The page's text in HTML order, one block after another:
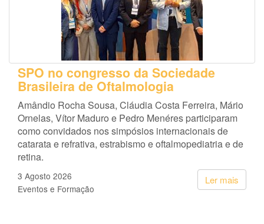
SPO no congresso da Sociedade
Brasileira de Oftalmologia
Amândio Rocha Sousa, Cláudia Costa Ferreira, Mário
Ornelas, Vítor Maduro e Pedro Menéres participaram
como convidados nos simpósios internacionais de
catarata e refrativa, estrabismo e oftalmopediatria e de
retina.
Ler mais
3 Agosto 2026
Eventos e Formação